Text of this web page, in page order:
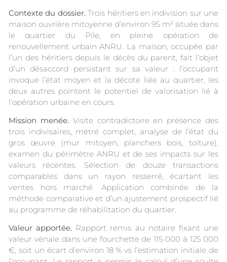
Contexte du dossier. Trois héritiers en indivision sur une
maison ouvrière mitoyenne d’environ 95 m² située dans
le quartier du Pile, en pleine opération de
renouvellement urbain ANRU. La maison, occupée par
l’un des héritiers depuis le décès du parent, fait l’objet
d’un désaccord persistant sur sa valeur : l’occupant
invoque l’état moyen et la décote liée au quartier, les
deux autres pointent le potentiel de valorisation lié à
l’opération urbaine en cours.
Mission menée.Visite contradictoire en présence des
trois indivisaires, métré complet, analyse de l’état du
gros œuvre (mur mitoyen, planchers bois, toiture),
examen du périmètre ANRU et de ses impacts sur les
valeurs récentes. Sélection de douze transactions
comparables dans un rayon resserré, écartant les
ventes hors marché. Application combinée de la
méthode comparative et d’un ajustement prospectif lié
au programme de réhabilitation du quartier.
Valeur apportée. Rapport remis au notaire fixant une
valeur vénale dans une fourchette de 115 000 à 125 000
€, soit un écart d’environ 18 % vs l’estimation initiale de